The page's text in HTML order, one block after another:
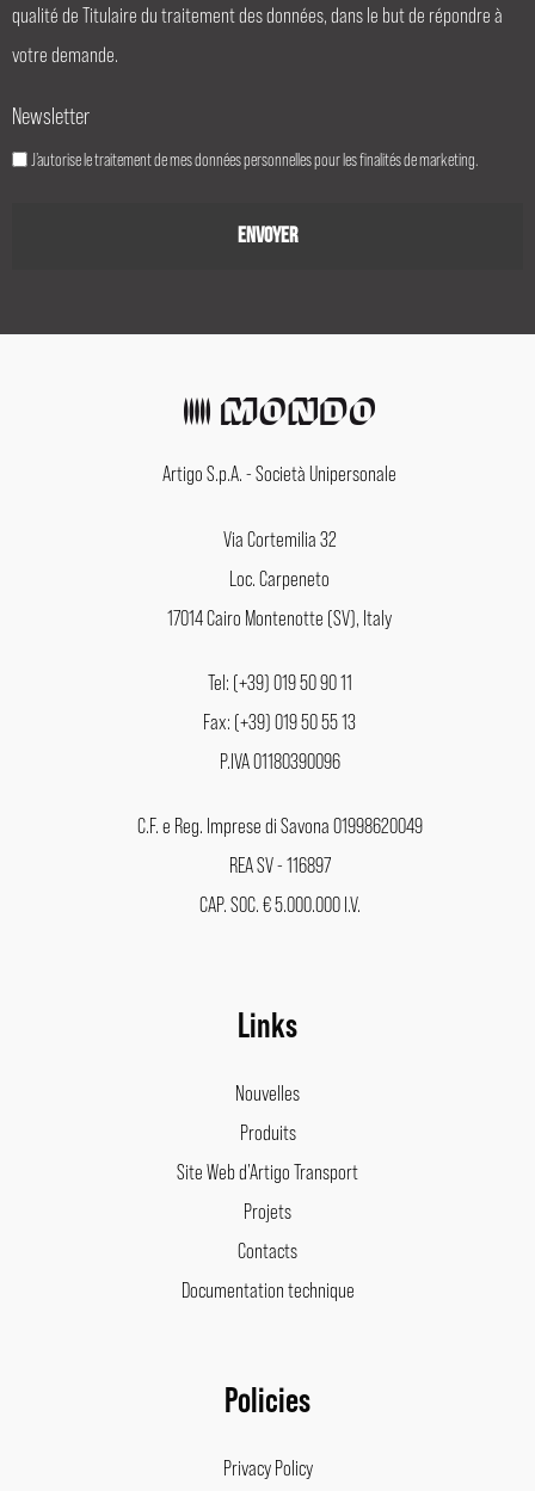
qualité de Titulaire du traitement des données, dans le but de répondre à
votre demande.
Newsletter
J’autorise le traitement de mes données personnelles pour les finalités de marketing.
Artigo S.p.A. - Società Unipersonale
Via Cortemilia 32
Loc. Carpeneto
17014 Cairo Montenotte (SV), Italy
Tel: (+39) 019 50 90 11
Fax: (+39) 019 50 55 13
P.IVA 01180390096
C.F. e Reg. Imprese di Savona 01998620049
REA SV - 116897
CAP. SOC. € 5.000.000 I.V.
Links
Nouvelles
Produits
Site Web d’Artigo Transport
Projets
Contacts
Documentation technique
Policies
Privacy Policy